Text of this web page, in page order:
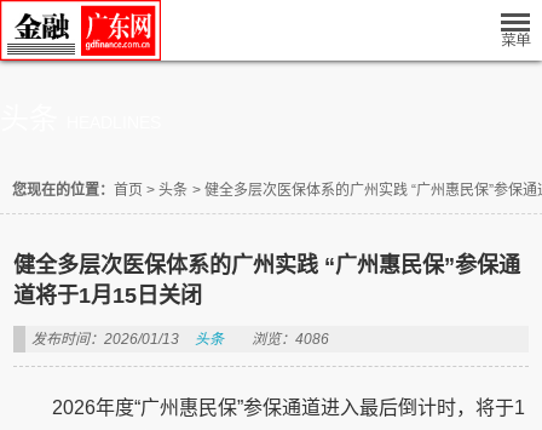
您现在的位置： 首页 > 头条 > 健全多层次医保体系的广州实践 “广州惠民保”参保
健全多层次医保体系的广州实践 “广州惠民保”参保通
道将于1月15日关闭
发布时间：2026/01/13 头条 浏览：4086
2026年度“广州惠民保”参保通道进入最后倒计时，将于1